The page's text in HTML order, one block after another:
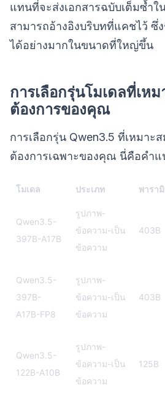
แทนที่จะส่งเอกสารฉบับเต็มซ้ำ
สามารถอ้างอิงบริบทที่แคชไว้ ซึ่
ได้อย่างมากในขนาดที่ใหญ่ขึ้น
การเลือกรุ่นโมเดลที่เห
ต้องการของคุณ
การเลือกรุ่น Qwen3.5 ที่เหมาะ
ต้องการเฉพาะของคุณ นี่คือคำแ
โมเดล ประเภท พารามิ
Qwen3.5-
397B-A17B
รูปภาพ-
ข้อความ-เป็น
ข้อความ
403B
Qwen3.5-
397B-
A17B-FP8
รูปภาพ-
ข้อความ-เป็น
ข้อความ
403B
Qwen3.5-
122B-A10B
รูปภาพ-
ข้อความ-เป็น
ข้อความ
125B